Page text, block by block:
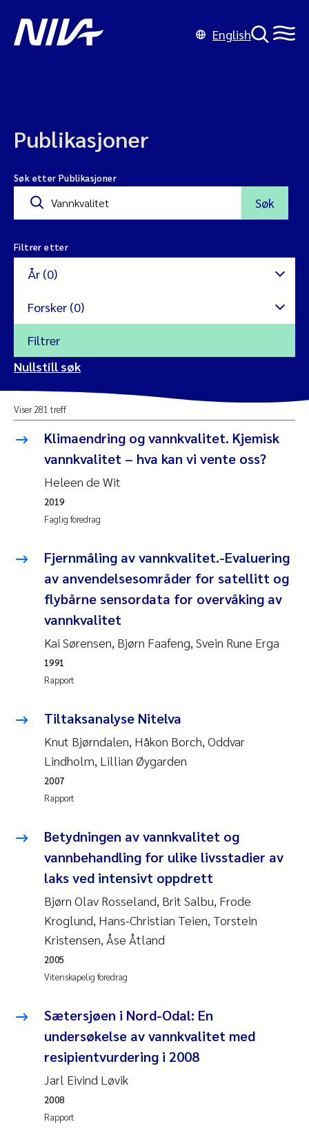
English
Publikasjoner
Søk etter Publikasjoner
Søk
Filtrer etter
År (0)
2024
2023
2021
2020
2019
2017
2015
2014
2012
2011
2010
2008
2007
2006
Forsker (0)
Yan Lin
Kristina Øie Kvile
Areti Balkoni
Marianne Stave Sekkenes
Charles Patrick Lavin
Eirin Aasland
Julia Szulecka
Ellen Johannesen
Steen Wilhelm Knudsen
Paul Ragnar Berg
Sindre Langaas
Øyvind Kaste
Christian Vogelsang
Rolf David Vogt
Marta Moyano
Sandra Stadniczenko Gran
Anette Engesmo
Maximilian Nawrath
Emmy Falk Nøklebye
Nullstill
Filtrer
Nullstill søk
Viser 281 treff
Klimaendring og vannkvalitet. Kjemisk
vannkvalitet – hva kan vi vente oss?
Heleen de Wit
Faglig foredrag
2019
Fjernmåling av vannkvalitet.-Evaluering
av anvendelsesområder for satellitt og
flybårne sensordata for overvåking av
vannkvalitet
Kai Sørensen, Bjørn Faafeng, Svein Rune Erga
Rapport
1991
Tiltaksanalyse Nitelva
Knut Bjørndalen, Håkon Borch, Oddvar
Lindholm, Lillian Øygarden
Rapport
2007
Betydningen av vannkvalitet og
vannbehandling for ulike livsstadier av
laks ved intensivt oppdrett
Bjørn Olav Rosseland, Brit Salbu, Frode
Kroglund, Hans-Christian Teien, Torstein
Kristensen, Åse Åtland
Vitenskapelig foredrag
2005
Sætersjøen i Nord-Odal: En
undersøkelse av vannkvalitet med
resipientvurdering i 2008
Jarl Eivind Løvik
Rapport
2008